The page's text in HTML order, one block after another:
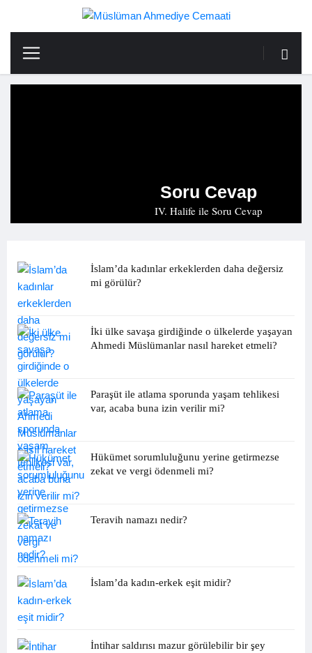
Soru Cevap
IV. Halife ile Soru Cevap
İslam’da kadınlar erkeklerden daha değersiz
mi görülür?
İki ülke savaşa girdiğinde o ülkelerde yaşayan
Ahmedi Müslümanlar nasıl hareket etmeli?
Paraşüt ile atlama sporunda yaşam tehlikesi
var, acaba buna izin verilir mi?
Hükümet sorumluluğunu yerine getirmezse
zekat ve vergi ödenmeli mi?
Teravih namazı nedir?
İslam’da kadın-erkek eşit midir?
İntihar saldırısı mazur görülebilir bir şey